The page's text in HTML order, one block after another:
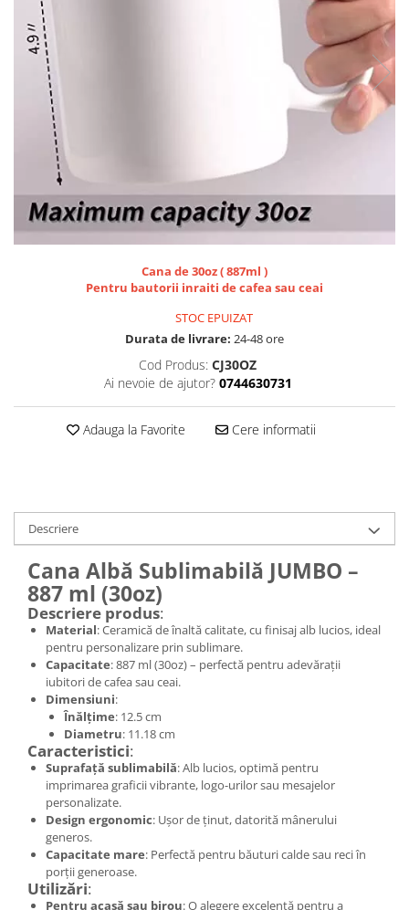
sublimare
Lemn si MDF
Plachete foto decorative
Diverse
Plastic si polimer
Aluminiu si inox
Brelocuri
Diverse
Placi aluminiu decorative HD
Cana de 30oz ( 887ml )
Pentru bautorii inraiti de cafea sau ceai
STOC EPUIZAT
Durata de livrare: 24-48 ore
Cod Produs: CJ30OZ
Ai nevoie de ajutor? 0744630731
Adauga la Favorite Cere informatii
Descriere
Cana Albă Sublimabilă JUMBO –
887 ml (30oz)
Descriere produs:
Material: Ceramică de înaltă calitate, cu finisaj alb lucios, ideal
pentru personalizare prin sublimare.
Capacitate: 887 ml (30oz) – perfectă pentru adevărații
iubitori de cafea sau ceai.
Dimensiuni:
Înălțime: 12.5 cm
Diametru: 11.18 cm
Caracteristici:
Suprafață sublimabilă: Alb lucios, optimă pentru
imprimarea graficii vibrante, logo-urilor sau mesajelor
personalizate.
Design ergonomic: Ușor de ținut, datorită mânerului
generos.
Capacitate mare: Perfectă pentru băuturi calde sau reci în
porții generoase.
Utilizări:
Pentru acasă sau birou: O alegere excelentă pentru a